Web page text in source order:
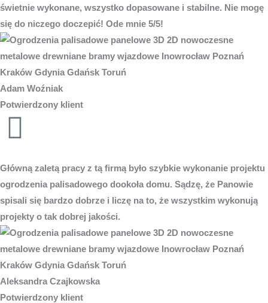
świetnie wykonane, wszystko dopasowane i stabilne. Nie mogę
się do niczego doczepić! Ode mnie 5/5!
Adam Woźniak
Potwierdzony klient
Główną zaletą pracy z tą firmą było szybkie wykonanie projektu
ogrodzenia palisadowego dookoła domu. Sądzę, że Panowie
spisali się bardzo dobrze i liczę na to, że wszystkim wykonują
projekty o tak dobrej jakości.
Aleksandra Czajkowska
Potwierdzony klient